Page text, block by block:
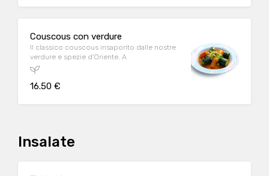
Couscous con verdure
Il classico couscous insaporito dalle nostre
verdure e spezie d'Oriente. A
16.50 €
Insalate